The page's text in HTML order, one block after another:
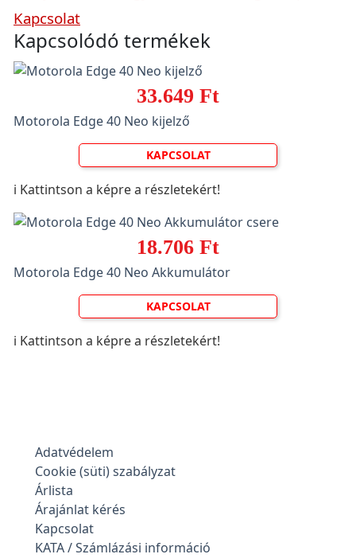
Kapcsolat
Kapcsolódó termékek
33.649 Ft
Motorola Edge 40 Neo kijelző
KAPCSOLAT
ℹ️ Kattintson a képre a részletekért!
18.706 Ft
Motorola Edge 40 Neo Akkumulátor
KAPCSOLAT
ℹ️ Kattintson a képre a részletekért!
Adatvédelem
Cookie (süti) szabályzat
Árlista
Árajánlat kérés
Kapcsolat
KATA / Számlázási információ